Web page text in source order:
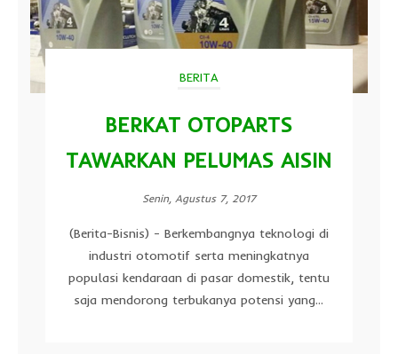
BERITA
BERKAT OTOPARTS
TAWARKAN PELUMAS AISIN
Senin, Agustus 7, 2017
(Berita-Bisnis) - Berkembangnya teknologi di
industri otomotif serta meningkatnya
populasi kendaraan di pasar domestik, tentu
saja mendorong terbukanya potensi yang...